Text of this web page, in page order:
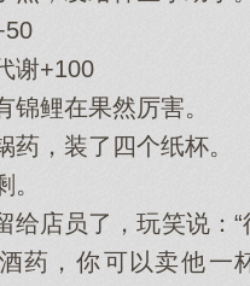
+100
鲤在果然厉害。
，装了四‌个纸杯。
店员了，玩笑说：“
药，你‌可以卖他‌一